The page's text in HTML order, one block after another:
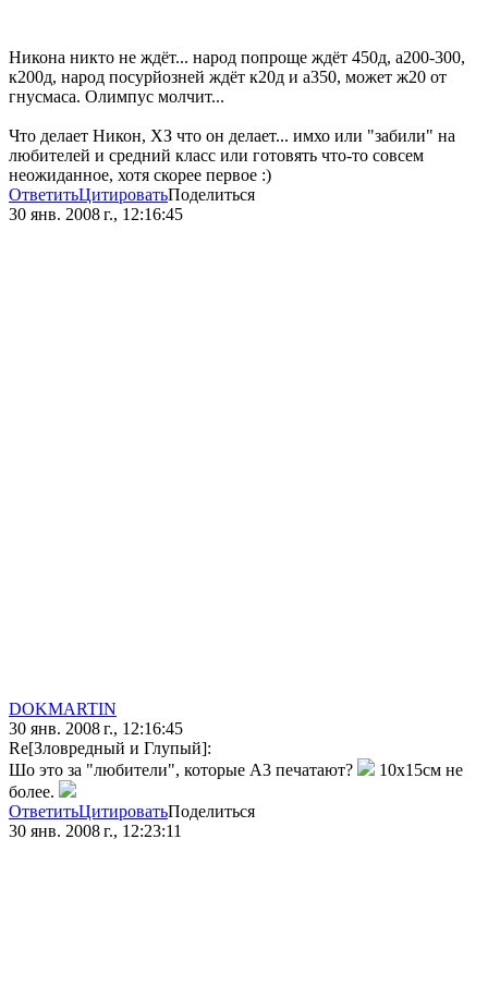
Никона никто не ждёт... народ попроще ждёт 450д, а200-300,
к200д, народ посурйозней ждёт к20д и а350, может ж20 от
гнусмаса. Олимпус молчит...
Что делает Никон, ХЗ что он делает... имхо или "забили" на
любителей и средний класс или готовять что-то совсем
неожиданное, хотя скорее первое :)
ОтветитьЦитироватьПоделиться
30 янв. 2008 г., 12:16:45
DOKMARTIN
30 янв. 2008 г., 12:16:45
Re[Зловредный и Глупый]:
Шо это за "любители", которые А3 печатают?
10х15см не
более.
ОтветитьЦитироватьПоделиться
30 янв. 2008 г., 12:23:11